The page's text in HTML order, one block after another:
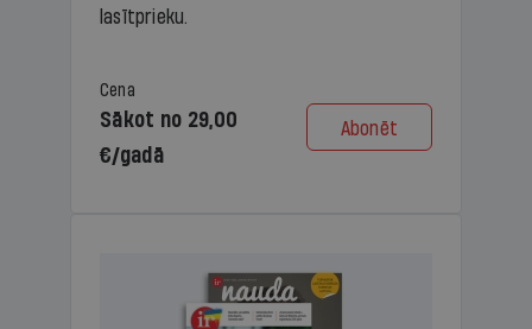
lasītprieku.
Cena
Sākot no 29,00
€/gadā
Abonēt